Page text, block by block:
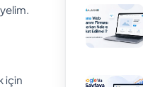
için